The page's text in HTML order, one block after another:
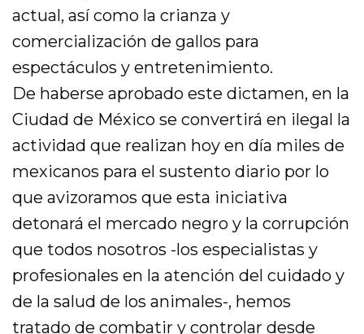
actual, así como la crianza y
comercialización de gallos para
espectáculos y entretenimiento.
De haberse aprobado este dictamen, en la
Ciudad de México se convertirá en ilegal la
actividad que realizan hoy en día miles de
mexicanos para el sustento diario por lo
que avizoramos que esta iniciativa
detonará el mercado negro y la corrupción
que todos nosotros -los especialistas y
profesionales en la atención del cuidado y
de la salud de los animales-, hemos
tratado de combatir y controlar desde